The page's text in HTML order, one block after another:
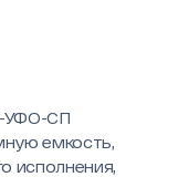
УФО-СП
емкость,
исполнения,